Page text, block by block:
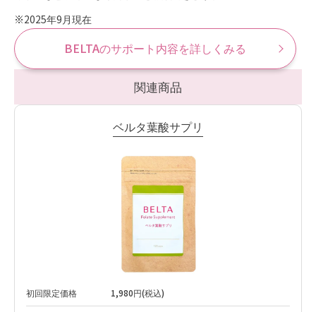
※2025年9月現在
BELTAのサポート内容を詳しくみる
関連商品
ベルタ葉酸サプリ
初回限定価格 1,980円(税込)